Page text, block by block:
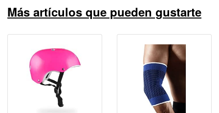
Más artículos que pueden gustarte